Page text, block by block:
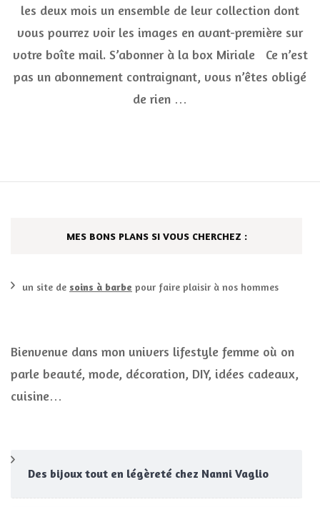
la
les deux mois un ensemble de leur collection dont
vous pourrez voir les images en avant-première sur
votre boîte mail. S’abonner à la box Miriale Ce n’est
pas un abonnement contraignant, vous n’êtes obligé
de rien …
MES BONS PLANS SI VOUS CHERCHEZ :
un site de soins à barbe pour faire plaisir à nos hommes
Bienvenue dans mon univers lifestyle femme où on
parle beauté, mode, décoration, DIY, idées cadeaux,
cuisine…
Des bijoux tout en légèreté chez Nanni Vaglio